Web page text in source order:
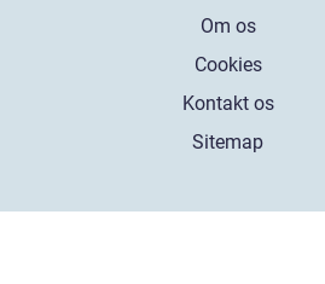
Om os
Cookies
Kontakt os
Sitemap